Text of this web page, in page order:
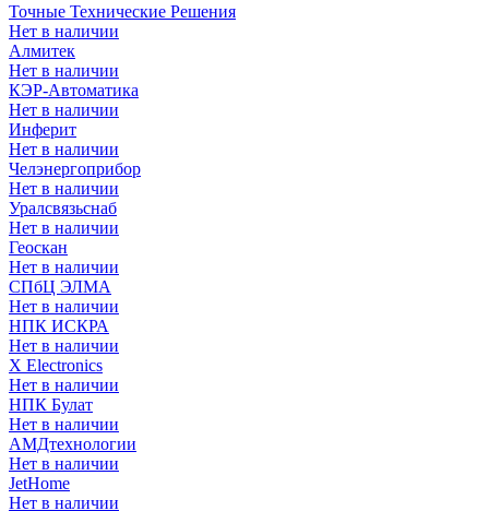
Точные Технические Решения
Нет в наличии
Алмитек
Нет в наличии
КЭР-Автоматика
Нет в наличии
Инферит
Нет в наличии
Челэнергоприбор
Нет в наличии
Уралсвязьснаб
Нет в наличии
Геоскан
Нет в наличии
СПбЦ ЭЛМА
Нет в наличии
НПК ИСКРА
Нет в наличии
X Electronics
Нет в наличии
НПК Булат
Нет в наличии
АМДтехнологии
Нет в наличии
JetHome
Нет в наличии